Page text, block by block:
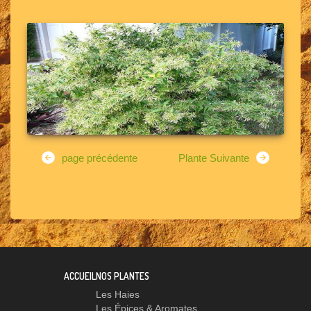
page précédente Plante Suivante
ACCUEILNOS PLANTES
Les Haies
Les Épices & Aromates